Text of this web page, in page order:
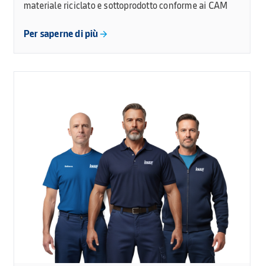
materiale riciclato e sottoprodotto conforme ai CAM
Per saperne di più